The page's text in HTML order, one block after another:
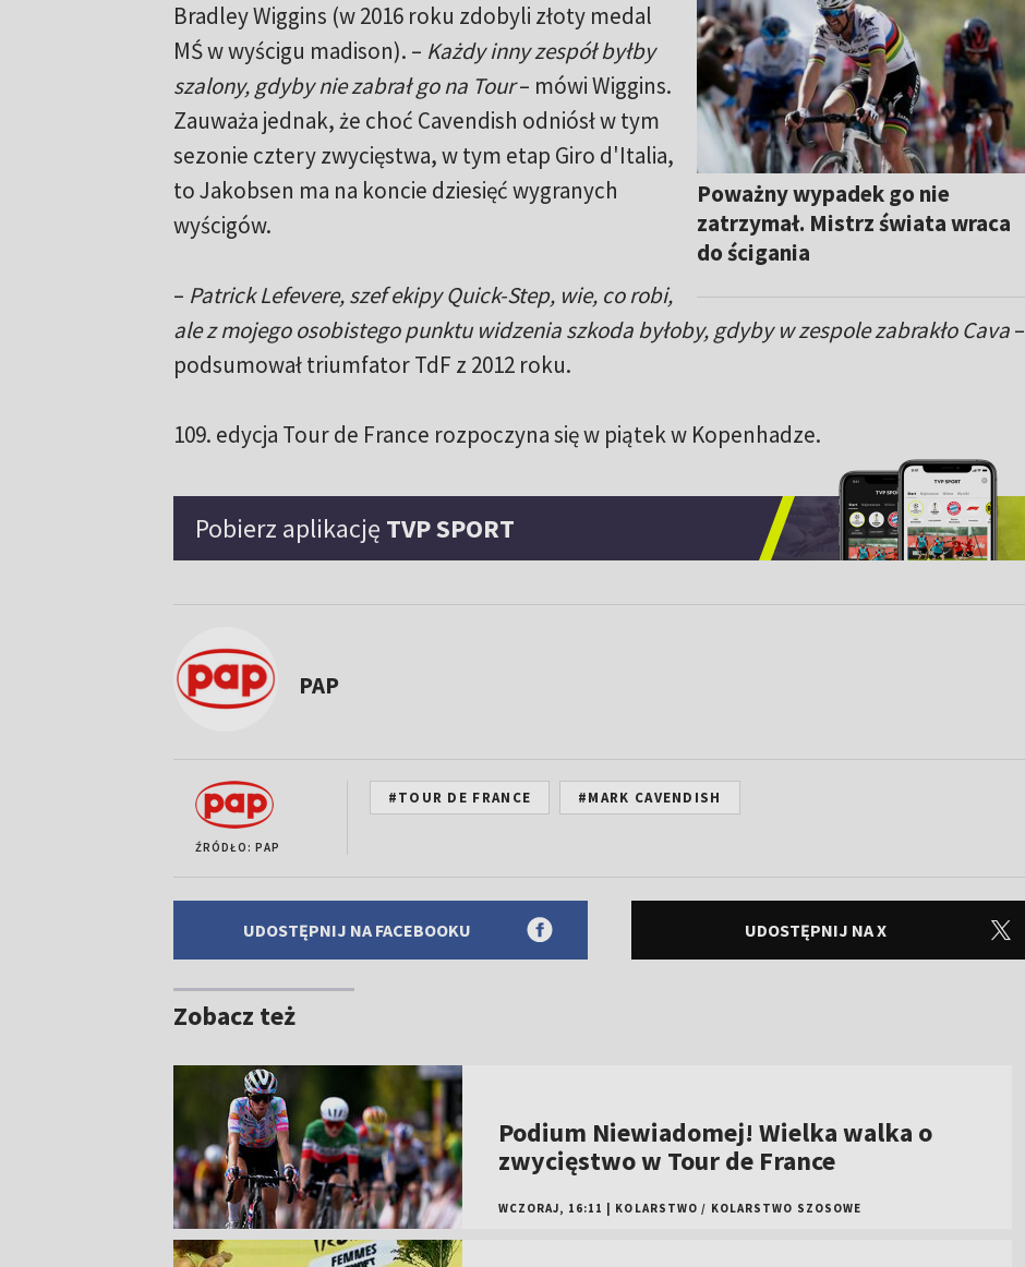
Poważny wypadek go nie
zatrzymał. Mistrz świata wraca
do ścigania
Bradley Wiggins (w 2016 roku zdobyli złoty medal
MŚ w wyścigu madison). – Każdy inny zespół byłby
szalony, gdyby nie zabrał go na Tour– mówi Wiggins.
Zauważa jednak, że choć Cavendish odniósł w tym
sezonie cztery zwycięstwa, w tym etap Giro d'Italia,
to Jakobsen ma na koncie dziesięć wygranych
wyścigów.
– Patrick Lefevere, szef ekipy Quick-Step, wie, co robi,
ale z mojego osobistego punktu widzenia szkoda byłoby, gdyby w zespole zabrakło Cava–
podsumował triumfator TdF z 2012 roku.
109. edycja Tour de France rozpoczyna się w piątek w Kopenhadze.
Pobierz aplikację TVP SPORT
PAP
ŹRÓDŁO: PAP
#TOUR DE FRANCE #MARK CAVENDISH
UDOSTĘPNIJ NA FACEBOOKU UDOSTĘPNIJ NA X
Zobacz też
Podium Niewiadomej! Wielka walka o
zwycięstwo w Tour de France
WCZORAJ, 16:11 KOLARSTWO / KOLARSTWO SZOSOWE